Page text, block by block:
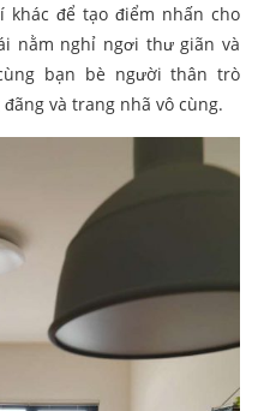
để tạo điểm nhấn cho
nằm nghỉ ngơi thư giãn và
bạn bè người thân trò
và trang nhã vô cùng.